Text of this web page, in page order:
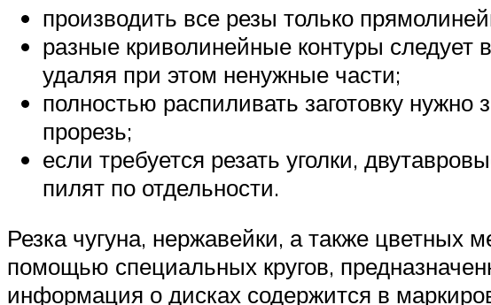
производить все резы только
разные криволинейные контуры
удаляя при этом ненужные части;
полностью распиливать заготовку
прорезь;
если требуется резать уголки,
пилят по отдельности.
Резка чугуна, нержавейки, а также
помощью специальных кругов,
информация о дисках содержится в